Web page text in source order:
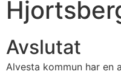
Avslutat
Alvesta kommun har en